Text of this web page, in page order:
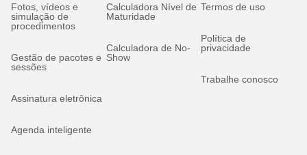
Fotos, vídeos e
simulação de
procedimentos
Gestão de pacotes e
sessões
Assinatura eletrônica
Agenda inteligente
Calculadora Nível de
Maturidade
Calculadora de No-
Show
Termos de uso
Política de
privacidade
Trabalhe conosco